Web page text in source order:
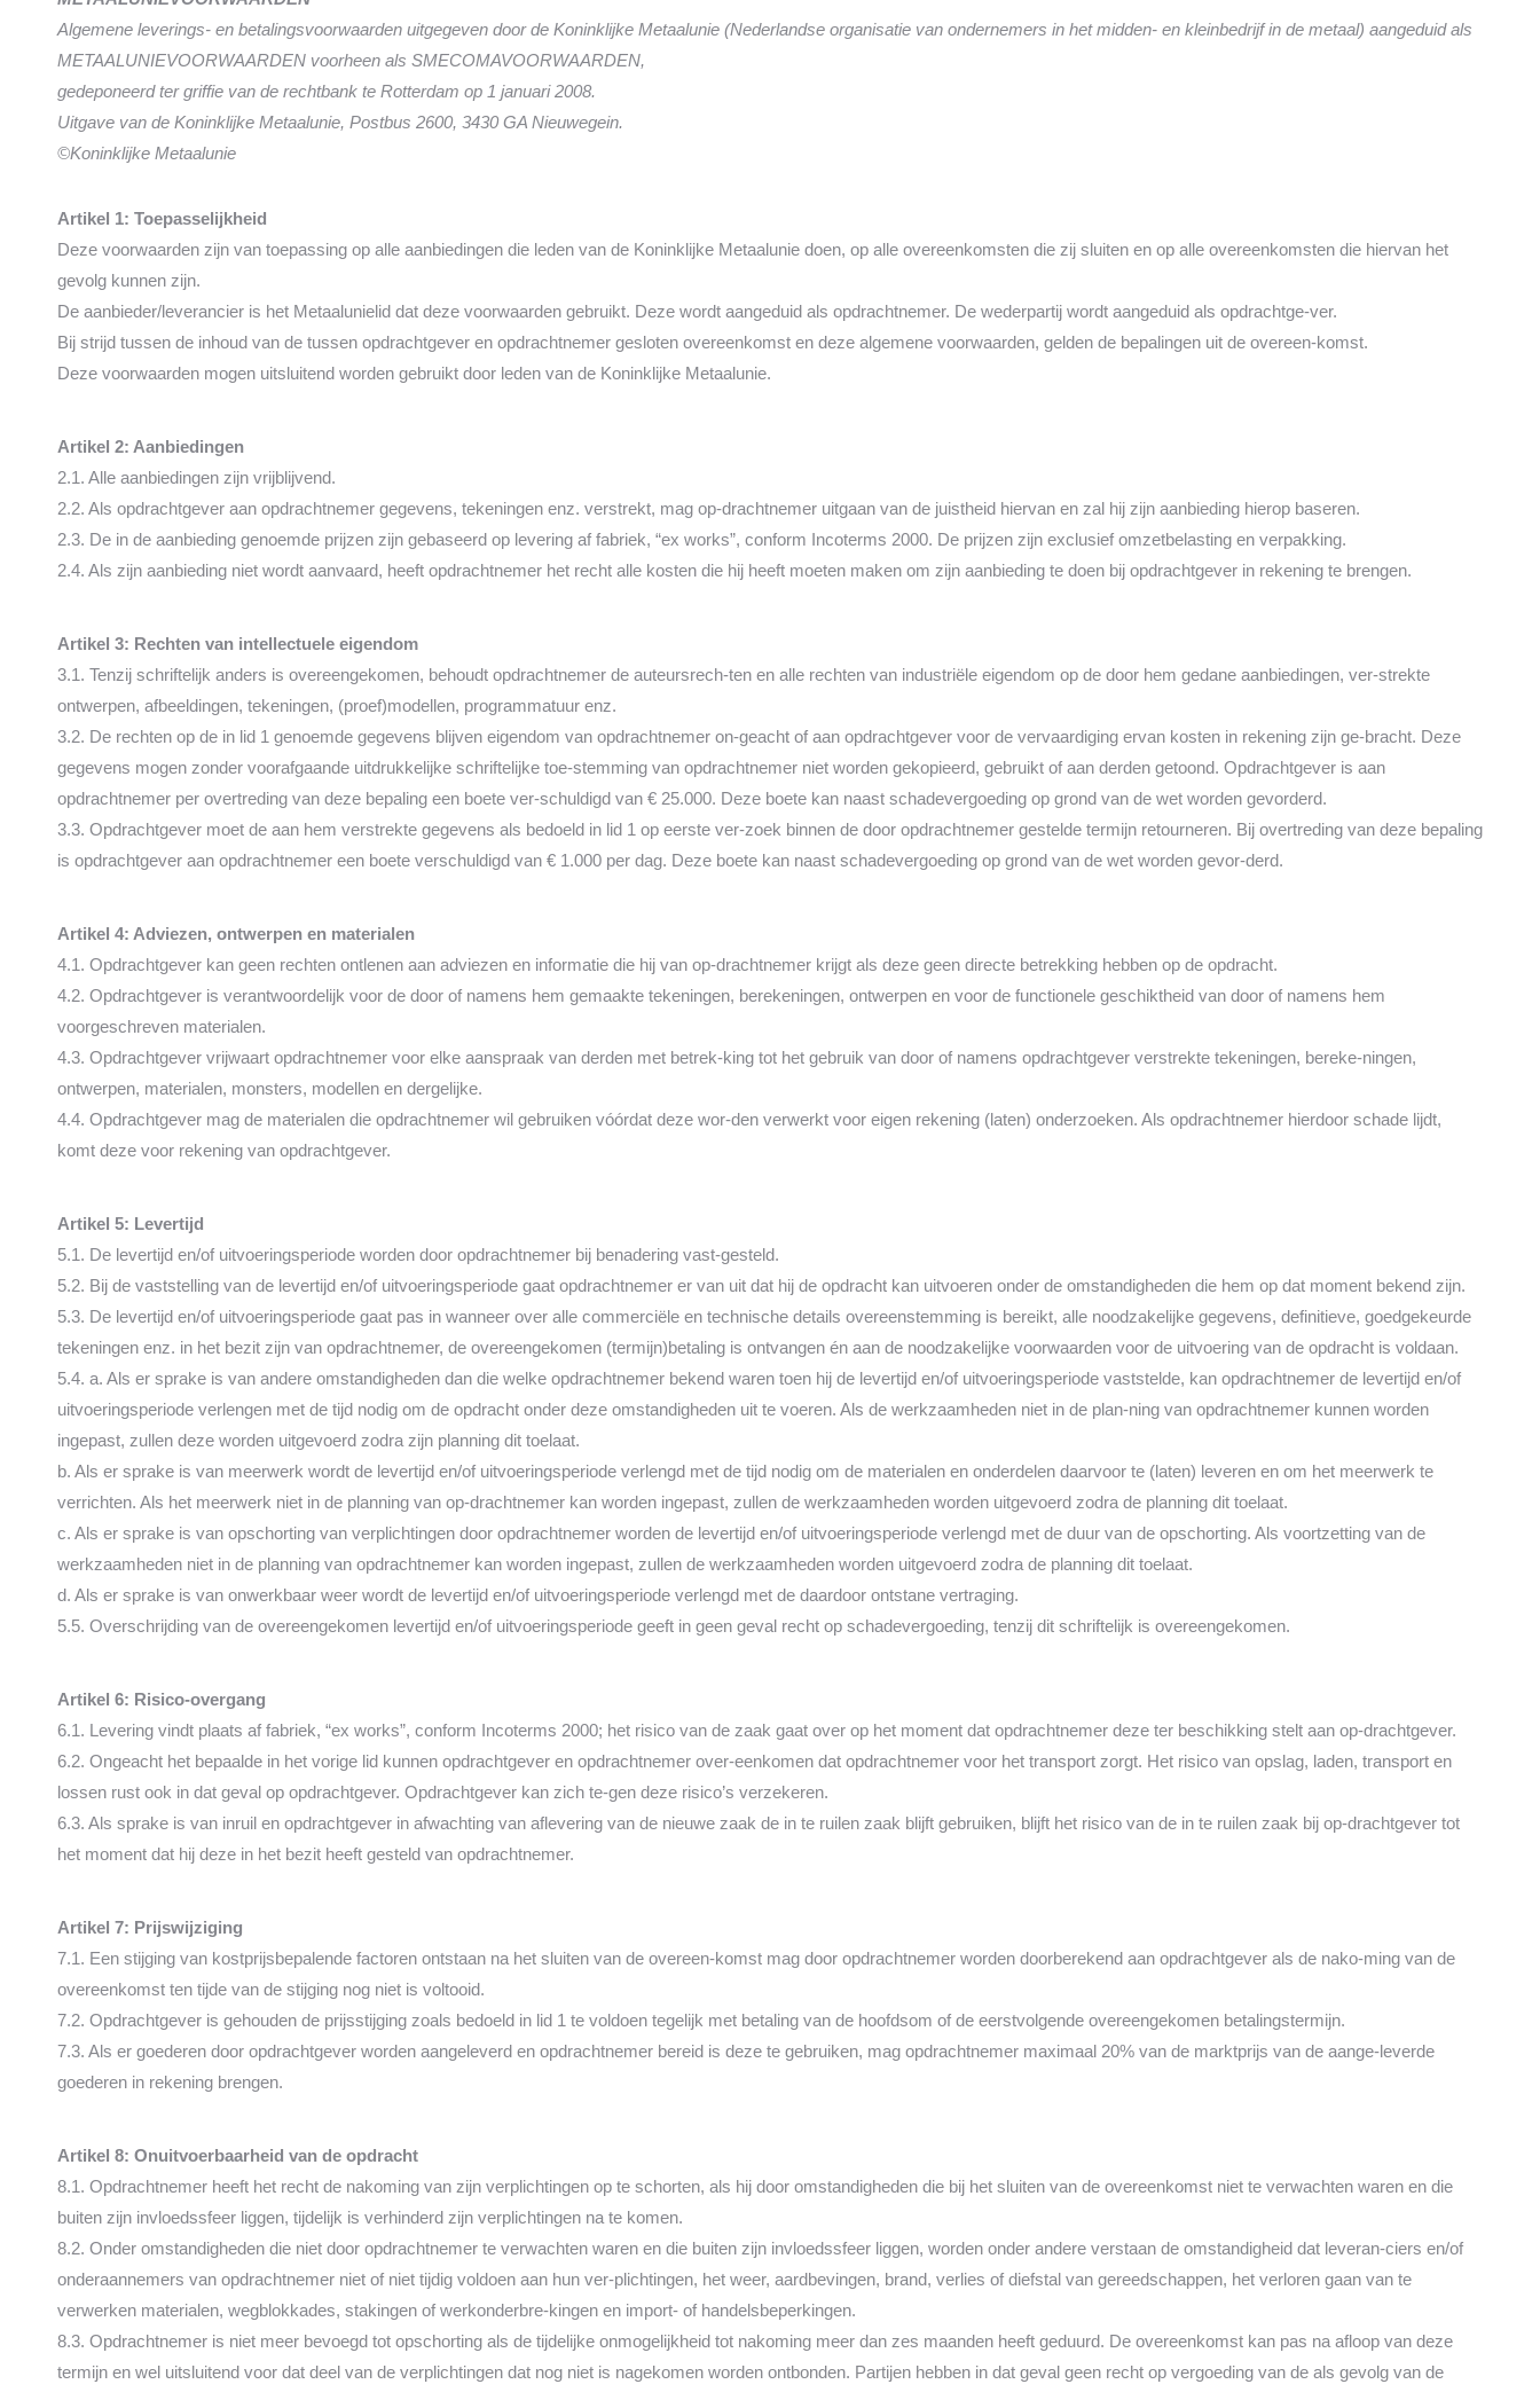
Algemene leverings- en betalingsvoorwaarden uitgegeven door de Koninklijke Metaalunie (Nederlandse organisatie van ondernemers in het midden- en kleinbedrijf in de metaal) aangeduid als
METAALUNIEVOORWAARDEN voorheen als SMECOMAVOORWAARDEN,
gedeponeerd ter griffie van de rechtbank te Rotterdam op 1 januari 2008.
Uitgave van de Koninklijke Metaalunie, Postbus 2600, 3430 GA Nieuwegein.
©Koninklijke Metaalunie
Artikel 1: Toepasselijkheid
Deze voorwaarden zijn van toepassing op alle aanbiedingen die leden van de Koninklijke Metaalunie doen, op alle overeenkomsten die zij sluiten en op alle overeenkomsten die hiervan het
gevolg kunnen zijn.
De aanbieder/leverancier is het Metaalunielid dat deze voorwaarden gebruikt. Deze wordt aangeduid als opdrachtnemer. De wederpartij wordt aangeduid als opdrachtge-ver.
Bij strijd tussen de inhoud van de tussen opdrachtgever en opdrachtnemer gesloten overeenkomst en deze algemene voorwaarden, gelden de bepalingen uit de overeen-komst.
Deze voorwaarden mogen uitsluitend worden gebruikt door leden van de Koninklijke Metaalunie.
Artikel 2: Aanbiedingen
2.1. Alle aanbiedingen zijn vrijblijvend.
2.2. Als opdrachtgever aan opdrachtnemer gegevens, tekeningen enz. verstrekt, mag op-drachtnemer uitgaan van de juistheid hiervan en zal hij zijn aanbieding hierop baseren.
2.3. De in de aanbieding genoemde prijzen zijn gebaseerd op levering af fabriek, “ex works”, conform Incoterms 2000. De prijzen zijn exclusief omzetbelasting en verpakking.
2.4. Als zijn aanbieding niet wordt aanvaard, heeft opdrachtnemer het recht alle kosten die hij heeft moeten maken om zijn aanbieding te doen bij opdrachtgever in rekening te brengen.
Artikel 3: Rechten van intellectuele eigendom
3.1. Tenzij schriftelijk anders is overeengekomen, behoudt opdrachtnemer de auteursrech-ten en alle rechten van industriële eigendom op de door hem gedane aanbiedingen, ver-strekte
ontwerpen, afbeeldingen, tekeningen, (proef)modellen, programmatuur enz.
3.2. De rechten op de in lid 1 genoemde gegevens blijven eigendom van opdrachtnemer on-geacht of aan opdrachtgever voor de vervaardiging ervan kosten in rekening zijn ge-bracht. Deze
gegevens mogen zonder voorafgaande uitdrukkelijke schriftelijke toe-stemming van opdrachtnemer niet worden gekopieerd, gebruikt of aan derden getoond. Opdrachtgever is aan
opdrachtnemer per overtreding van deze bepaling een boete ver-schuldigd van € 25.000. Deze boete kan naast schadevergoeding op grond van de wet worden gevorderd.
3.3. Opdrachtgever moet de aan hem verstrekte gegevens als bedoeld in lid 1 op eerste ver-zoek binnen de door opdrachtnemer gestelde termijn retourneren. Bij overtreding van deze bepaling
is opdrachtgever aan opdrachtnemer een boete verschuldigd van € 1.000 per dag. Deze boete kan naast schadevergoeding op grond van de wet worden gevor-derd.
Artikel 4: Adviezen, ontwerpen en materialen
4.1. Opdrachtgever kan geen rechten ontlenen aan adviezen en informatie die hij van op-drachtnemer krijgt als deze geen directe betrekking hebben op de opdracht.
4.2. Opdrachtgever is verantwoordelijk voor de door of namens hem gemaakte tekeningen, berekeningen, ontwerpen en voor de functionele geschiktheid van door of namens hem
voorgeschreven materialen.
4.3. Opdrachtgever vrijwaart opdrachtnemer voor elke aanspraak van derden met betrek-king tot het gebruik van door of namens opdrachtgever verstrekte tekeningen, bereke-ningen,
ontwerpen, materialen, monsters, modellen en dergelijke.
4.4. Opdrachtgever mag de materialen die opdrachtnemer wil gebruiken vóórdat deze wor-den verwerkt voor eigen rekening (laten) onderzoeken. Als opdrachtnemer hierdoor schade lijdt,
komt deze voor rekening van opdrachtgever.
Artikel 5: Levertijd
5.1. De levertijd en/of uitvoeringsperiode worden door opdrachtnemer bij benadering vast-gesteld.
5.2. Bij de vaststelling van de levertijd en/of uitvoeringsperiode gaat opdrachtnemer er van uit dat hij de opdracht kan uitvoeren onder de omstandigheden die hem op dat moment bekend zijn.
5.3. De levertijd en/of uitvoeringsperiode gaat pas in wanneer over alle commerciële en technische details overeenstemming is bereikt, alle noodzakelijke gegevens, definitieve, goedgekeurde
tekeningen enz. in het bezit zijn van opdrachtnemer, de overeengekomen (termijn)betaling is ontvangen én aan de noodzakelijke voorwaarden voor de uitvoering van de opdracht is voldaan.
5.4. a. Als er sprake is van andere omstandigheden dan die welke opdrachtnemer bekend waren toen hij de levertijd en/of uitvoeringsperiode vaststelde, kan opdrachtnemer de levertijd en/of
uitvoeringsperiode verlengen met de tijd nodig om de opdracht onder deze omstandigheden uit te voeren. Als de werkzaamheden niet in de plan-ning van opdrachtnemer kunnen worden
ingepast, zullen deze worden uitgevoerd zodra zijn planning dit toelaat.
b. Als er sprake is van meerwerk wordt de levertijd en/of uitvoeringsperiode verlengd met de tijd nodig om de materialen en onderdelen daarvoor te (laten) leveren en om het meerwerk te
verrichten. Als het meerwerk niet in de planning van op-drachtnemer kan worden ingepast, zullen de werkzaamheden worden uitgevoerd zodra de planning dit toelaat.
c. Als er sprake is van opschorting van verplichtingen door opdrachtnemer worden de levertijd en/of uitvoeringsperiode verlengd met de duur van de opschorting. Als voortzetting van de
werkzaamheden niet in de planning van opdrachtnemer kan worden ingepast, zullen de werkzaamheden worden uitgevoerd zodra de planning dit toelaat.
d. Als er sprake is van onwerkbaar weer wordt de levertijd en/of uitvoeringsperiode verlengd met de daardoor ontstane vertraging.
5.5. Overschrijding van de overeengekomen levertijd en/of uitvoeringsperiode geeft in geen geval recht op schadevergoeding, tenzij dit schriftelijk is overeengekomen.
Artikel 6: Risico-overgang
6.1. Levering vindt plaats af fabriek, “ex works”, conform Incoterms 2000; het risico van de zaak gaat over op het moment dat opdrachtnemer deze ter beschikking stelt aan op-drachtgever.
6.2. Ongeacht het bepaalde in het vorige lid kunnen opdrachtgever en opdrachtnemer over-eenkomen dat opdrachtnemer voor het transport zorgt. Het risico van opslag, laden, transport en
lossen rust ook in dat geval op opdrachtgever. Opdrachtgever kan zich te-gen deze risico’s verzekeren.
6.3. Als sprake is van inruil en opdrachtgever in afwachting van aflevering van de nieuwe zaak de in te ruilen zaak blijft gebruiken, blijft het risico van de in te ruilen zaak bij op-drachtgever tot
het moment dat hij deze in het bezit heeft gesteld van opdrachtnemer.
Artikel 7: Prijswijziging
7.1. Een stijging van kostprijsbepalende factoren ontstaan na het sluiten van de overeen-komst mag door opdrachtnemer worden doorberekend aan opdrachtgever als de nako-ming van de
overeenkomst ten tijde van de stijging nog niet is voltooid.
7.2. Opdrachtgever is gehouden de prijsstijging zoals bedoeld in lid 1 te voldoen tegelijk met betaling van de hoofdsom of de eerstvolgende overeengekomen betalingstermijn.
7.3. Als er goederen door opdrachtgever worden aangeleverd en opdrachtnemer bereid is deze te gebruiken, mag opdrachtnemer maximaal 20% van de marktprijs van de aange-leverde
goederen in rekening brengen.
Artikel 8: Onuitvoerbaarheid van de opdracht
8.1. Opdrachtnemer heeft het recht de nakoming van zijn verplichtingen op te schorten, als hij door omstandigheden die bij het sluiten van de overeenkomst niet te verwachten waren en die
buiten zijn invloedssfeer liggen, tijdelijk is verhinderd zijn verplichtingen na te komen.
8.2. Onder omstandigheden die niet door opdrachtnemer te verwachten waren en die buiten zijn invloedssfeer liggen, worden onder andere verstaan de omstandigheid dat leveran-ciers en/of
onderaannemers van opdrachtnemer niet of niet tijdig voldoen aan hun ver-plichtingen, het weer, aardbevingen, brand, verlies of diefstal van gereedschappen, het verloren gaan van te
verwerken materialen, wegblokkades, stakingen of werkonderbre-kingen en import- of handelsbeperkingen.
8.3. Opdrachtnemer is niet meer bevoegd tot opschorting als de tijdelijke onmogelijkheid tot nakoming meer dan zes maanden heeft geduurd. De overeenkomst kan pas na afloop van deze
termijn en wel uitsluitend voor dat deel van de verplichtingen dat nog niet is nagekomen worden ontbonden. Partijen hebben in dat geval geen recht op vergoeding van de als gevolg van de